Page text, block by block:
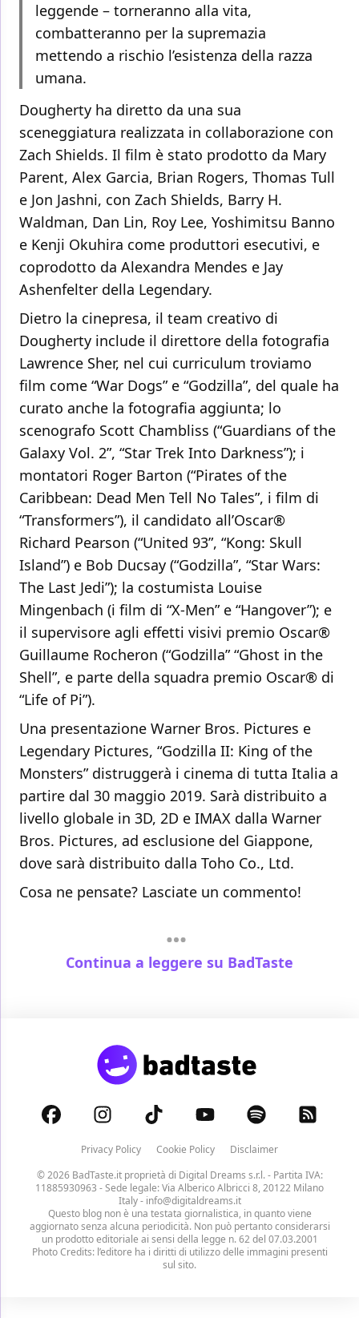
leggende – torneranno alla vita,
combatteranno per la supremazia
mettendo a rischio l’esistenza della razza
umana.
Dougherty ha diretto da una sua
sceneggiatura realizzata in collaborazione con
Zach Shields. Il film è stato prodotto da Mary
Parent, Alex Garcia, Brian Rogers, Thomas Tull
e Jon Jashni, con Zach Shields, Barry H.
Waldman, Dan Lin, Roy Lee, Yoshimitsu Banno
e Kenji Okuhira come produttori esecutivi, e
coprodotto da Alexandra Mendes e Jay
Ashenfelter della Legendary.
Dietro la cinepresa, il team creativo di
Dougherty include il direttore della fotografia
Lawrence Sher, nel cui curriculum troviamo
film come “War Dogs” e “Godzilla”, del quale ha
curato anche la fotografia aggiunta; lo
scenografo Scott Chambliss (“Guardians of the
Galaxy Vol. 2”, “Star Trek Into Darkness”); i
montatori Roger Barton (“Pirates of the
Caribbean: Dead Men Tell No Tales”, i film di
“Transformers”), il candidato all’Oscar®
Richard Pearson (“United 93”, “Kong: Skull
Island”) e Bob Ducsay (“Godzilla”, “Star Wars:
The Last Jedi”); la costumista Louise
Mingenbach (i film di “X-Men” e “Hangover”); e
il supervisore agli effetti visivi premio Oscar®
Guillaume Rocheron (“Godzilla” “Ghost in the
Shell”, e parte della squadra premio Oscar® di
“Life of Pi”).
Una presentazione Warner Bros. Pictures e
Legendary Pictures, “Godzilla II: King of the
Monsters” distruggerà i cinema di tutta Italia a
partire dal 30 maggio 2019. Sarà distribuito a
livello globale in 3D, 2D e IMAX dalla Warner
Bros. Pictures, ad esclusione del Giappone,
dove sarà distribuito dalla Toho Co., Ltd.
Cosa ne pensate? Lasciate un commento!
Continua a leggere su BadTaste
Privacy Policy Cookie Policy
Disclaimer
© 2026 BadTaste.it proprietà di Digital Dreams s.r.l.- Partita IVA:
11885930963 - Sede legale: Via Alberico Albricci 8, 20122 Milano
Italy - info@digitaldreams.it
Questo blog non è una testata giornalistica, in quanto viene
aggiornato senza alcuna periodicità. Non può pertanto considerarsi
un prodotto editoriale ai sensi della legge n. 62 del 07.03.2001
Photo Credits: l’editore ha i diritti di utilizzo delle immagini presenti
sul sito.